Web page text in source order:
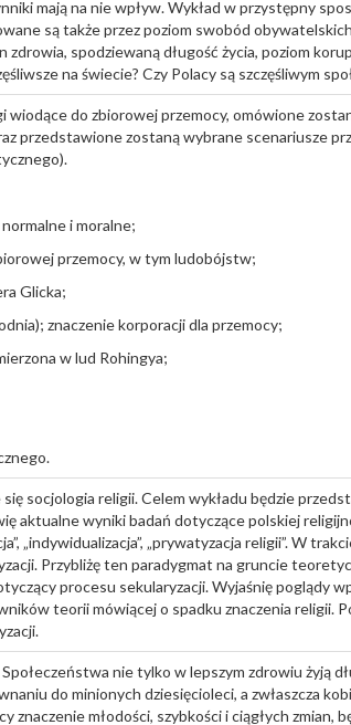
mają na nie wpływ. Wykład w przystępny
są także przez poziom swobód
zdrowia, spodziewaną długość życia, poziom
na świecie? Czy Polacy są szczęśliwym
do zbiorowej przemocy, omówione
przedstawione zostaną wybrane scenariusze
i moralne;
przemocy, w tym ludobójstw;
Glicka;
znaczenie korporacji dla przemocy;
w lud Rohingya;
socjologia religii. Celem wykładu będzie
aktualne wyniki badań dotyczące polskiej
„indywidualizacja”, „prywatyzacja religii”. W
Przybliżę ten paradygmat na gruncie
procesu sekularyzacji. Wyjaśnię poglądy
teorii mówiącej o spadku znaczenia religii.
nie tylko w lepszym zdrowiu żyją
do minionych dziesięcioleci, a zwłaszcza
znaczenie młodości, szybkości i ciągłych zmian,